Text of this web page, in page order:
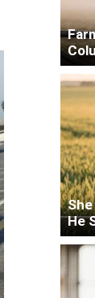
He